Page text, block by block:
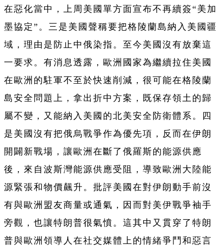
在惡化當中，上周美國單方面宣布不再續簽“美加
墨協定”。三是美國聲稱要把格陵蘭島納入美國疆
域，理由是防止中俄染指。至今美國沒有放棄這
一要求。有消息透露，歐洲國家為繼續拉住美國
在歐洲的駐軍不至於快速削減，很可能在格陵蘭
島安全問題上，拿出折中方案，既保存領土的歸
屬不變，又能納入美國的北美安全防衛體系。四
是美國沒有把俄烏戰爭作為優先項，反而在伊朗
開闢新戰場，讓歐洲在斷了俄羅斯的能源供應
後，來自波斯灣能源供應受阻，導致歐洲大陸能
源緊張和物價飆升。批評美國在對伊朗動手前沒
有與歐洲盟友商量或通氣，因而對美伊戰爭袖手
旁觀，也讓特朗普很氣憤。這其中又貫穿了特朗
普與歐洲領導人在社交媒體上的情緒爭鬥和惡言